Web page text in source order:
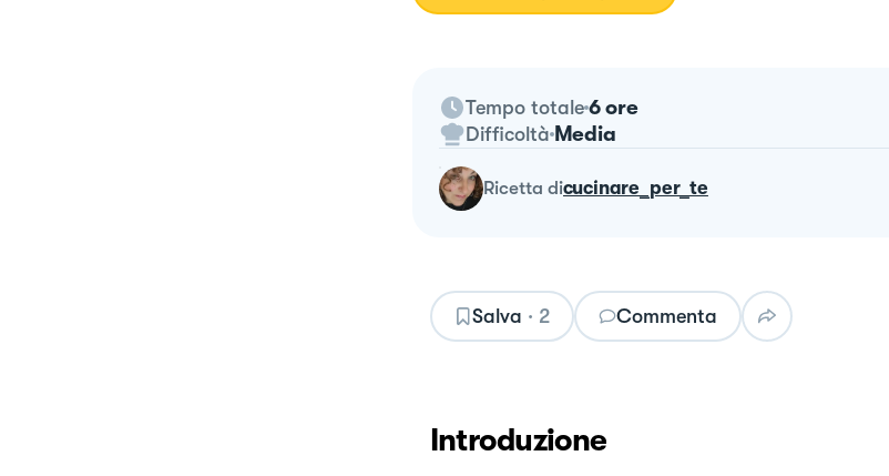
Tempo totale 6 ore
Difficoltà Media
ricetta dicucinare_per_te
Salva · 2 Commenta
Introduzione